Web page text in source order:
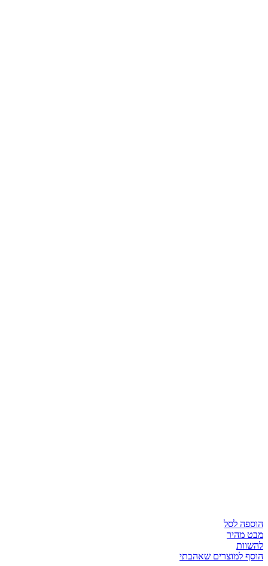
הוספה לסל
מבט מהיר
להשוות
הוסף למוצרים שאהבתי